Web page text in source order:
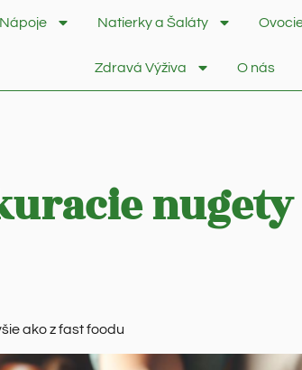
Nápoje Natierky a Šaláty
Zdravá Výživa O nás
ako z fast foodu